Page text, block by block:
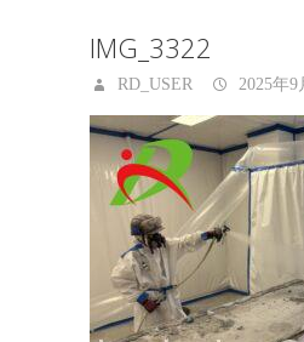
IMG_3322
RD_USER 2025年9